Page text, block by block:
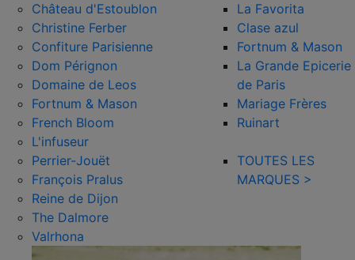
Château d'Estoublon
Christine Ferber
Confiture Parisienne
Dom Pérignon
Domaine de Leos
Fortnum & Mason
French Bloom
L'infuseur
Perrier-Jouët
François Pralus
Reine de Dijon
The Dalmore
Valrhona
La Favorita
Clase azul
Fortnum & Mason
La Grande Epicerie
de Paris
Mariage Frères
Ruinart
TOUTES LES
MARQUES >